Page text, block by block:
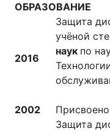
ОБРАЗОВАНИЕ
2016
Защита
учёной
наук по
2002
Защита